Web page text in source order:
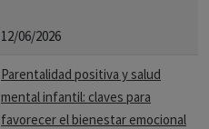
12/06/2026
Parentalidad positiva y salud
mental infantil: claves para
favorecer el bienestar emocional